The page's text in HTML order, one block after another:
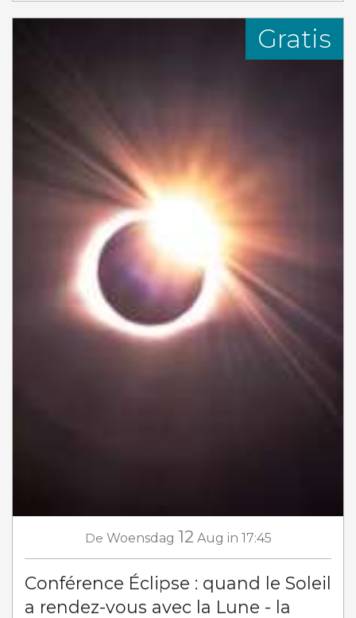
Gratis
De Woensdag 12 Aug in 17:45
Conférence Éclipse : quand le Soleil
a rendez-vous avec la Lune - la